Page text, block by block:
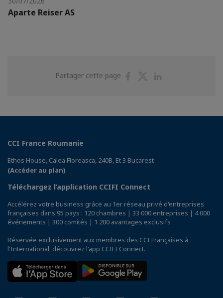
Aparte Reiser AS
Partager cette page
PartagerPartager
CCI France Roumanie
Ethos House, Calea Floreasca, 240B, Et 3 Bucarest
(Accéder au plan)
Téléchargez l’application CCIFI Connect
Accélérez votre business grâce au 1er réseau privé d'entreprises
françaises dans 95 pays : 120 chambres | 33 000 entreprises | 4 000
événements | 300 comités | 1 200 avantages exclusifs
Réservée exclusivement aux membres des CCI Françaises à
l'International, découvrez l'app CCIFI Connect.